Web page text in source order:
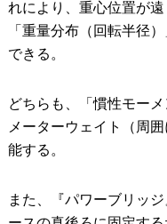
れにより、重心位置が
「重量分布（回転半径
できる。
どちらも、「慣性モー
メーターウェイト（周
能する。
また、『パワーブリッ